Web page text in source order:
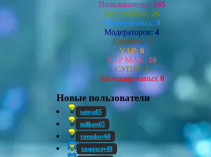
Пользователей 185
Постоянные: 26
Проверенных: 9
Модераторов: 4
Админов: 3
V.I.P: 6
V.I.P MAX: 10
СУПЕР 2
Заблокированых0
Новые пользователи
sanya05
milkon65
vnemkov60
xnqqxczy49